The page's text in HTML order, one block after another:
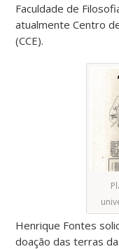
Faculdade de
atualmente Centro
(CCE).
Henrique Fontes
doação das terras